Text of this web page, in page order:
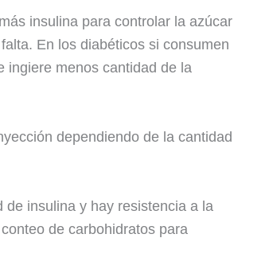
insulina para controlar la azúcar
En los diabéticos si consumen
ingiere menos cantidad de la
dependiendo de la cantidad
insulina y hay resistencia a la
de carbohidratos para